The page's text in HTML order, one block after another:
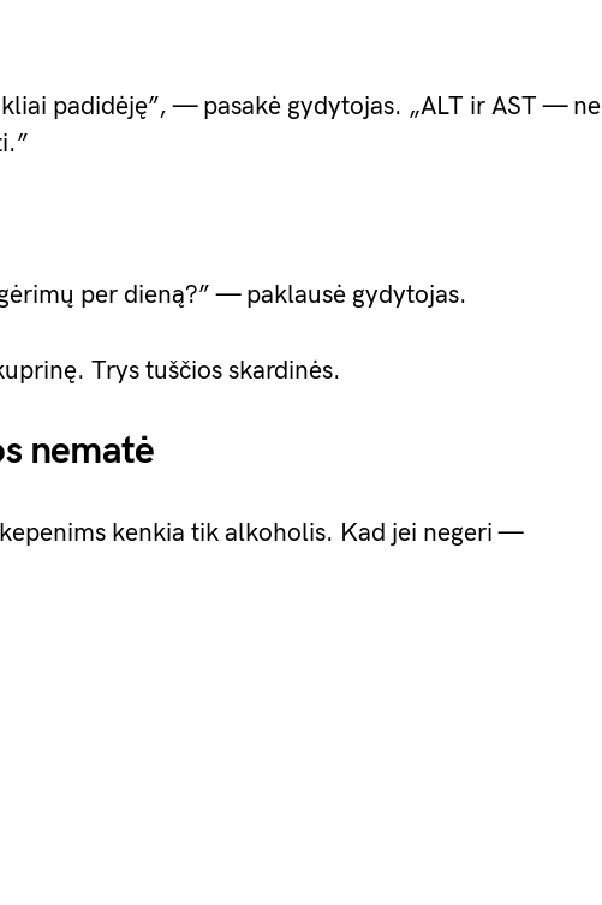
padidėję”, — pasakė gydytojas. „ALT ir AST — ne
per dieną?” — paklausė gydytojas.
Trys tuščios skardinės.
nematė
kenkia tik alkoholis. Kad jei negeri —